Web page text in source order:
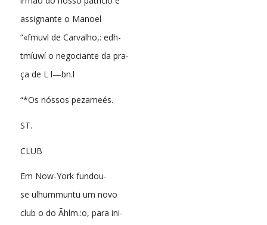
assignante o Manoel
“«fmuvl de Carvalho,: edh-
tmíuwí o negociante da pra-
ça de L l—bn.l
“*Os nóssos pezameés.
ST.
CLUB
Em Now-York fundou-
se ulhummuntu um novo
club o do Ãhlm.:o, para ini-